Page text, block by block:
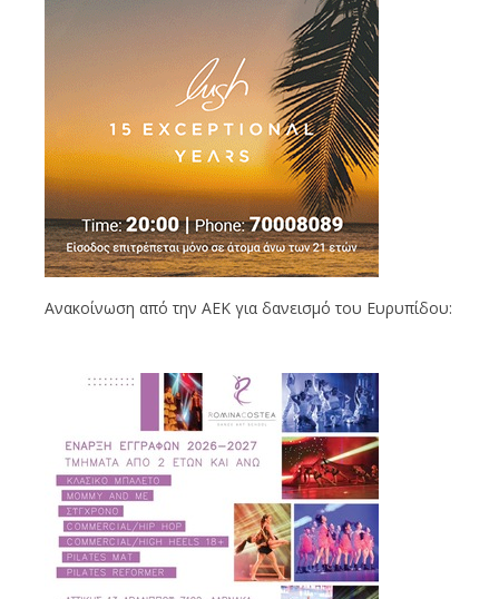
Ανακοίνωση από την ΑΕΚ για δανεισμό του Ευρυπίδου: